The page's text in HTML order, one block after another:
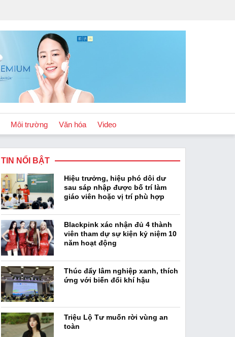
Môi trường Văn hóa
Podcast
Video
TIN NỔI BẬT
Hiệu trưởng, hiệu phó dôi dư
sau sáp nhập được bố trí làm
giáo viên hoặc vị trí phù hợp
Blackpink xác nhận đủ 4 thành
viên tham dự sự kiện kỷ niệm 10
năm hoạt động
Thúc đẩy lâm nghiệp xanh, thích
ứng với biến đổi khí hậu
Triệu Lộ Tư muốn rời vùng an
toàn